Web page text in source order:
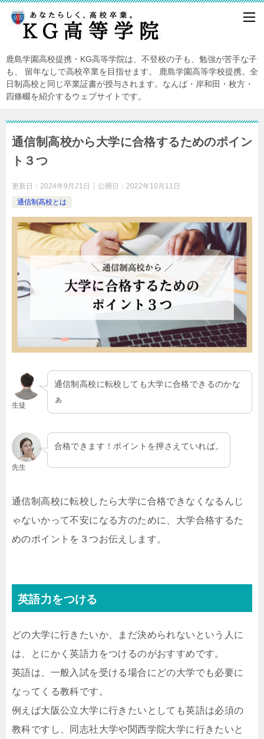
鹿島学園高校提携・KG高等学院は、不登校の子も、勉強が苦手な子
も、 留年なしで高校卒業を目指せます。 鹿島学園高等学校提携。全
日制高校と同じ卒業証書が授与されます。なんば・岸和田・枚方・
四條畷を紹介するウェブサイトです。
通信制高校から大学に合格するためのポイン
ト３つ
更新日： 2024年9月21日 公開日： 2022年10月11日
通信制高校とは
生徒
通信制高校に転校しても大学に合格できるのかな
ぁ
先生
合格できます！ポイントを押さえていれば。
通信制高校に転校したら大学に合格できなくなるんじ
ゃないかって不安になる方のために、大学合格するた
めのポイントを３つお伝えします。
英語力をつける
どの大学に行きたいか、まだ決められないという人に
は、とにかく英語力をつけるのがおすすめです。
英語は、一般入試を受ける場合にどの大学でも必要に
なってくる教科です。
例えば大阪公立大学に行きたいとしても英語は必須の
教科ですし、同志社大学や関西学院大学に行きたいと